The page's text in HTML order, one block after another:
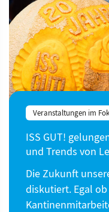
Veranstaltungen im
ISS GUT!
und Trends von
Die Zukunft
diskutiert. Egal